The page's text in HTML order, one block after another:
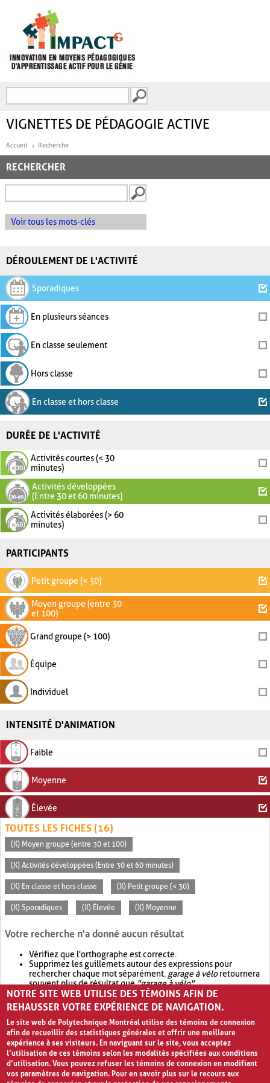
FORMULAIRE DE
VIGNETTES DE PÉDAGOGIE ACTIVE
Accueil Recherche
RECHERCHER
Voir tous les mots-clés
DÉROULEMENT DE L'ACTIVITÉ
Sporadiques
En plusieurs séances
En classe seulement
Hors classe
En classe et hors classe
DURÉE DE L'ACTIVITÉ
Activités courtes (< 30
minutes)
Activités développées
(Entre 30 et 60 minutes)
Activités élaborées (> 60
minutes)
PARTICIPANTS
Petit groupe (< 30)
Moyen groupe (entre 30
et 100)
Grand groupe (> 100)
Équipe
Individuel
INTENSITÉ D'ANIMATION
Faible
Moyenne
Élevée
TOUTES LES FICHES (16)
(X) Moyen groupe (entre 30 et 100)
(X) Activités développées (Entre 30 et 60 minutes)
(X) En classe et hors classe (X) Petit groupe (< 30)
(X) Sporadiques (X) Élevée (X) Moyenne
Votre recherche n'a donné aucun résultat
Vérifiez que l'orthographe est correcte.
Supprimez les guillemets autour des expressions pour
rechercher chaque mot séparément. garage à véloretournera
souvent plus de résultat que"garage à vélo".
Envisagez d'élargir votre recherche avec OR.garage OR vélo
retournera souvent plus de résultat quegarage à vélo
NOTRE SITE WEB UTILISE DES TÉMOINS AFIN DE
REHAUSSER VOTRE EXPÉRIENCE DE NAVIGATION.
Le site web de Polytechnique Montréal utilise des témoins de connexion
afin de recueillir des statistiques générales et offrir une meilleure
expérience à ses visiteurs. En naviguant sur le site, vous acceptez
l’utilisation de ces témoins selon les modalités spécifiées aux conditions
d’utilisation. Vous pouvez refuser les témoins de connexion en modifiant
vos paramètres de navigation. Pour en savoir plus sur le recours aux